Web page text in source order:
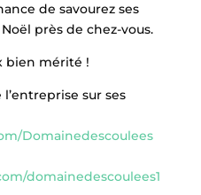
de savourez ses
près de chez-vous.
bien mérité !
sur ses
Domainedescoulees
domainedescoulees1